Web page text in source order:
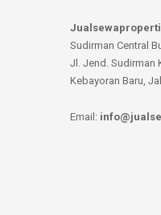
Sudirman Central
Jl. Jend. Sudirman
Kebayoran Baru,
Email: